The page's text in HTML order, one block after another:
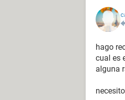
hago
cual es
alguna